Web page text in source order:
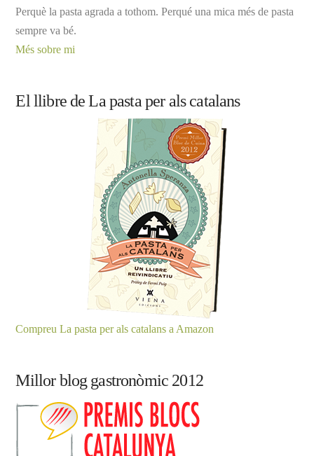
Perquè la pasta agrada a tothom. Perqué una mica més de pasta
sempre va bé.
Més sobre mi
El llibre de La pasta per als catalans
Compreu La pasta per als catalans a Amazon
Millor blog gastronòmic 2012